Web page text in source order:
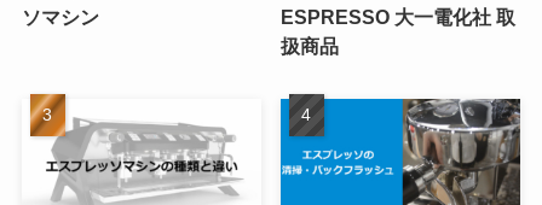
ソマシン
ESPRESSO 大一電化社 取
扱商品